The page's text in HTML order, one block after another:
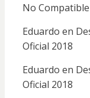
No Compatible
Eduardo en
Oficial 2018
Eduardo en
Oficial 2018